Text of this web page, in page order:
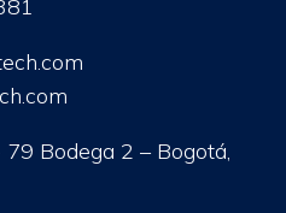
Bodega 2 – Bogotá,